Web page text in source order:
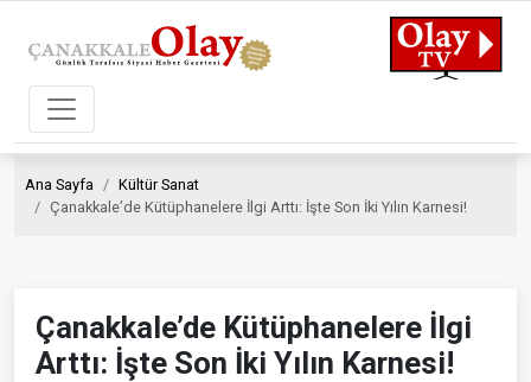
Ana Sayfa
Kültür Sanat
Çanakkale’de Kütüphanelere İlgi Arttı: İşte Son İki Yılın Karnesi!
Çanakkale’de Kütüphanelere İlgi
Arttı: İşte Son İki Yılın Karnesi!